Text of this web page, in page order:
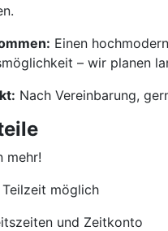
Einen
– wir planen
Nach Vereinbarung,
mehr!
möglich
und Zeitkonto